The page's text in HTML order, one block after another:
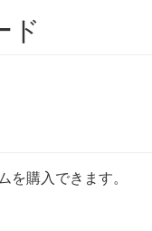
ド
を購入できます。